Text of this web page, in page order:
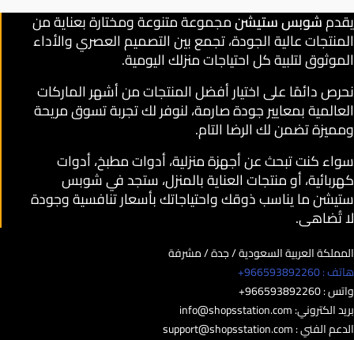
يقدمشوبس ستيشنمجموعة متنوعة ومختارة بعناية من
المنتجات عالية الجودة، تجمع بين التصميم العصري والأداء
الموثوق لتلبية كل احتياجات منزلك اليومية.
نحرص دائمًا على اختيار أفضل المنتجات من أشهر الماركات
العالمية بمعايير جودة صارمة، لنوفر لك تجربة تسوق مريحة
ومميزة تضمن لك الرضا التام.
سواء كنت تبحث عن أجهزة منزلية، أدوات مطبخ، أدوات
كهربائية، أو منتجات العناية بالمنزل، ستجد في شوبس
ستيشن ما يناسب ذوقك واحتياجاتك بأسعار تنافسية وجودة
لا تُضاهى.
المملكة العربية السعودية / جدة / مشرفة
هاتف : 966593892260+
واتس : 966593892260+
بريد الكتروني:info@shopsstation.com
الدعم الفني :support@shopsstation.com